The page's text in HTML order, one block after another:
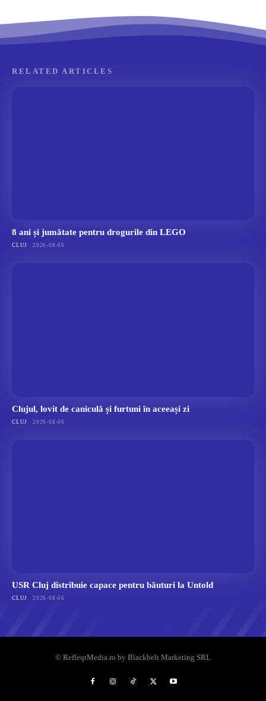
RELATED ARTICLES
8 ani și jumătate pentru drogurile din LEGO
CLUJ 2026-08-06
Clujul, lovit de caniculă și furtuni în aceeași zi
CLUJ 2026-08-06
USR Cluj distribuie capace pentru băuturi la Untold
CLUJ 2026-08-06
© RefleqtMedia.ro by Blackbelt Marketing SRL